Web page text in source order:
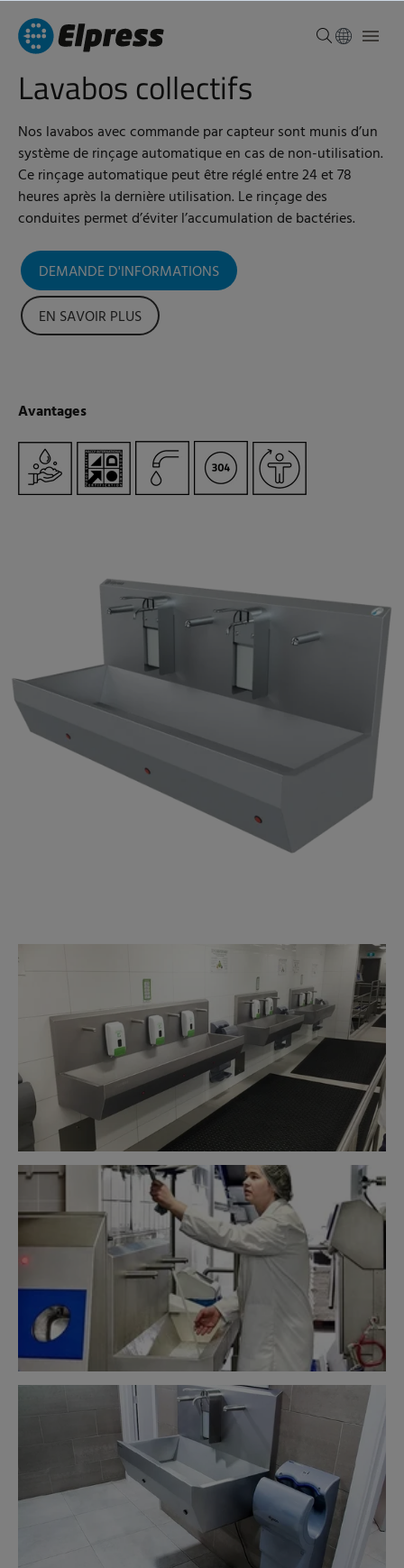
Lavabos collectifs
Nos lavabos avec commande par capteur sont munis d’un
système de rinçage automatique en cas de non-utilisation.
Ce rinçage automatique peut être réglé entre 24 et 78
heures après la dernière utilisation. Le rinçage des
conduites permet d’éviter l’accumulation de bactéries.
DEMANDE D'INFORMATIONS
EN SAVOIR PLUS
Avantages